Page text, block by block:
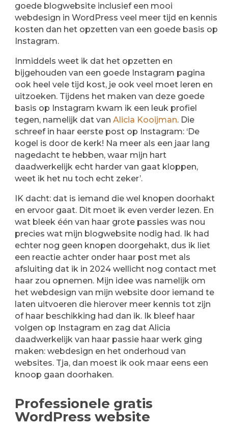
goede blogwebsite inclusief een mooi
webdesign in WordPress veel meer tijd en kennis
kosten dan het opzetten van een goede basis op
Instagram.
Inmiddels weet ik dat het opzetten en
bijgehouden van een goede Instagram pagina
ook heel vele tijd kost, je ook veel moet leren en
uitzoeken. Tijdens het maken van deze goede
basis op Instagram kwam ik een leuk profiel
tegen, namelijk dat van Alicia Kooijman. Die
schreef in haar eerste post op Instagram: ‘De
kogel is door de kerk! Na meer als een jaar lang
nagedacht te hebben, waar mijn hart
daadwerkelijk echt harder van gaat kloppen,
weet ik het nu toch echt zeker’.
IK dacht: dat is iemand die wel knopen doorhakt
en ervoor gaat. Dit moet ik even verder lezen. En
wat bleek één van haar grote passies was nou
precies wat mijn blogwebsite nodig had. Ik had
echter nog geen knopen doorgehakt, dus ik liet
een reactie achter onder haar post met als
afsluiting dat ik in 2024 wellicht nog contact met
haar zou opnemen. Mijn idee was namelijk om
het webdesign van mijn website door iemand te
laten uitvoeren die hierover meer kennis tot zijn
of haar beschikking had dan ik. Ik bleef haar
volgen op Instagram en zag dat Alicia
daadwerkelijk van haar passie haar werk ging
maken: webdesign en het onderhoud van
websites. Tja, dan moest ik ook maar eens een
knoop gaan doorhaken.
Professionele gratis
WordPress website